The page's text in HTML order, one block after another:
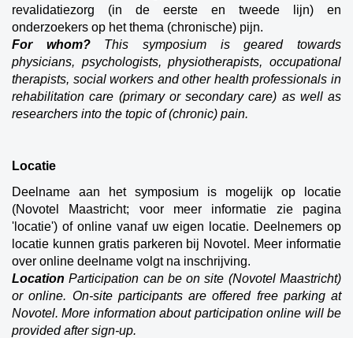
revalidatiezorg (in de eerste en tweede lijn) en
onderzoekers op het thema (chronische) pijn.
For whom? This symposium is geared towards
physicians, psychologists, physiotherapists, occupational
therapists, social workers and other health professionals in
rehabilitation care (primary or secondary care) as well as
researchers into the topic of (chronic) pain.
Locatie
Deelname aan het symposium is mogelijk op locatie
(Novotel Maastricht; voor meer informatie zie pagina
'locatie') of online vanaf uw eigen locatie. Deelnemers op
locatie kunnen gratis parkeren bij Novotel. Meer informatie
over online deelname volgt na inschrijving.
LocationParticipation can be on site (Novotel Maastricht)
or online. On-site participants are offered free parking at
Novotel. More information about participation online will be
provided after sign-up.